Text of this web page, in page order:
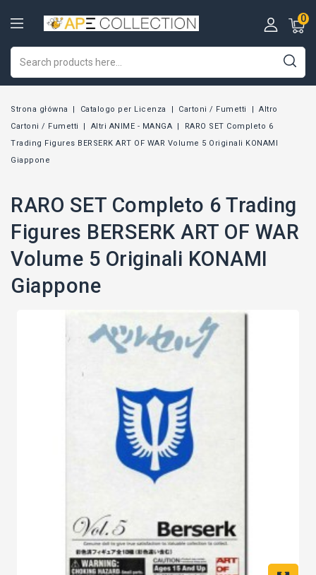
0
Strona główna Catalogo per Licenza Cartoni / Fumetti
Altro
Cartoni / Fumetti
Altri ANIME - MANGA
RARO SET Completo 6
Trading Figures BERSERK ART OF WAR Volume 5 Originali KONAMI
Giappone
RARO SET Completo 6 Trading
Figures BERSERK ART OF WAR
Volume 5 Originali KONAMI
Giappone